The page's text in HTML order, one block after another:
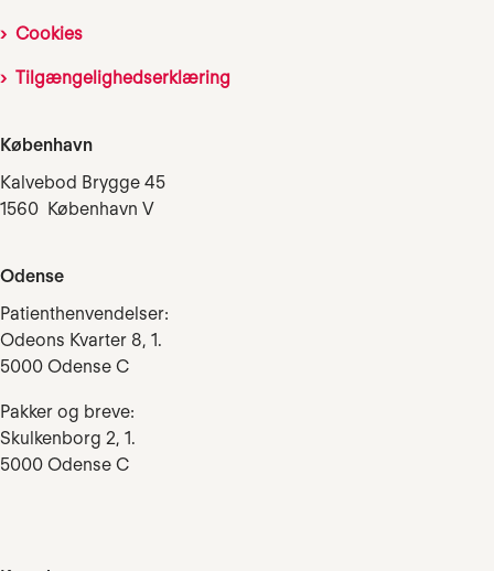
Cookies
Tilgængelighedserklæring
København
Kalvebod Brygge 45
1560 København V
Odense
Patienthenvendelser:
Odeons Kvarter 8, 1.
5000 Odense C
Pakker og breve:
Skulkenborg 2, 1.
5000 Odense C